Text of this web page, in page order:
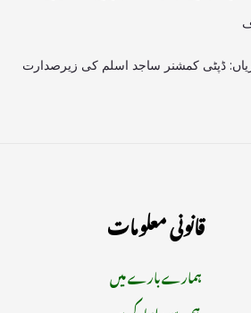
ڈپٹی کمشنر ساجد اسلم کی زیرصدارت
قانونی معلومات
ہمارے بارے میں